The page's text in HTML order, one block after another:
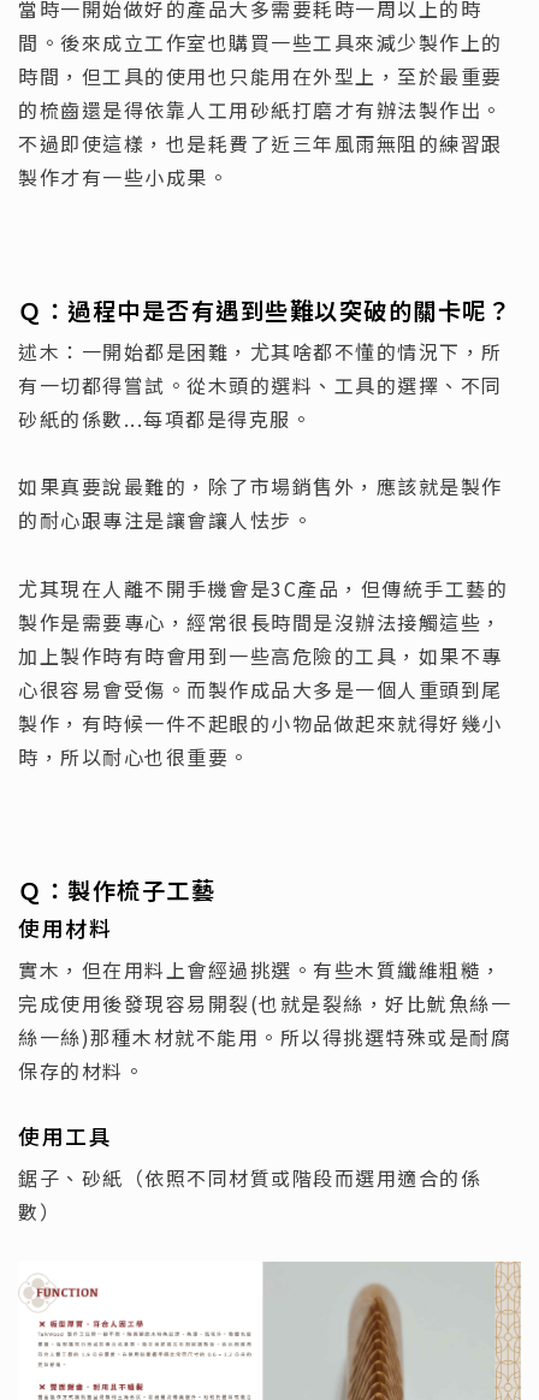
當時一開始做好的產品大多需要耗時一周以上的時
間。後來成立工作室也購買一些工具來減少製作上的
時間，但工具的使用也只能用在外型上，至於最重要
的梳齒還是得依靠人工用砂紙打磨才有辦法製作出。
不過即使這樣，也是耗費了近三年風雨無阻的練習跟
製作才有一些小成果。
Ｑ： 過程中是否有遇到些難以突破的關卡呢？
述木：一開始都是困難，尤其啥都不懂的情況下，所
有一切都得嘗試。從木頭的選料、工具的選擇、不同
砂紙的係數...每項都是得克服。
如果真要說最難的，除了市場銷售外，應該就是製作
的耐心跟專注是讓會讓人怯步。
尤其現在人離不開手機會是3C產品，但傳統手工藝的
製作是需要專心，經常很長時間是沒辦法接觸這些，
加上製作時有時會用到一些高危險的工具，如果不專
心很容易會受傷。而製作成品大多是一個人重頭到尾
製作，有時候一件不起眼的小物品做起來就得好幾小
時，所以耐心也很重要。
Ｑ： 製作梳子工藝
使用材料
實木，但在用料上會經過挑選。有些木質纖維粗糙，
完成使用後發現容易開裂(也就是裂絲，好比魷魚絲一
絲一絲)那種木材就不能用。所以得挑選特殊或是耐腐
保存的材料。
使用工具
鋸子、砂紙（依照不同材質或階段而選用適合的係
數）